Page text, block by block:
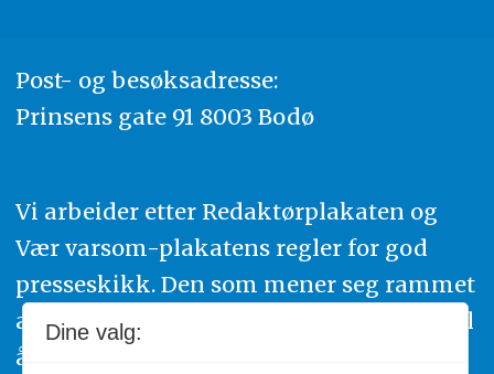
Post- og besøksadresse:
Prinsens gate 91 8003 Bodø
Vi arbeider etter Redaktørplakaten og
Vær varsom-plakatens regler for god
presseskikk. Den som mener seg rammet
av urettmessig publisering, oppfordres til
å ta kontakt med redaksjonen. Du kan
Dine valg: